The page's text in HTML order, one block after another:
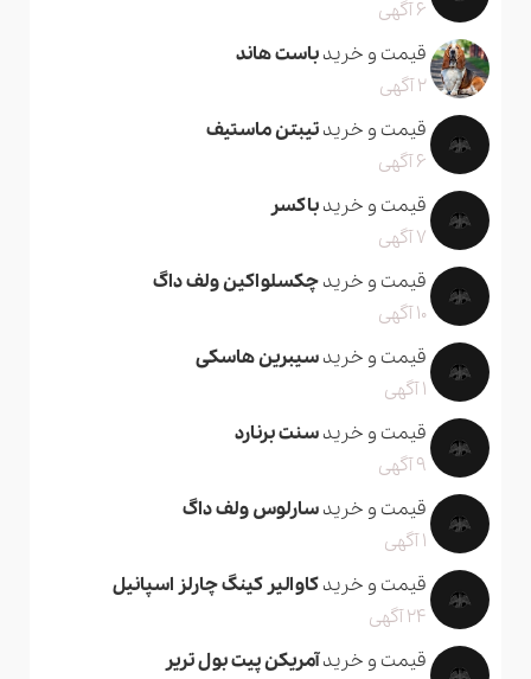
6 آگهی
قیمت و خریدباست هاند
2 آگهی
قیمت و خریدتیبتن ماستیف
6 آگهی
قیمت و خریدباکسر
7 آگهی
قیمت و خریدچکسلواکین ولف داگ
10 آگهی
قیمت و خریدسیبرین هاسکی
1 آگهی
قیمت و خریدسنت برنارد
9 آگهی
قیمت و خریدسارلوس ولف داگ
1 آگهی
قیمت و خریدکاوالیر کینگ چارلز اسپانیل
24 آگهی
قیمت و خریدآمریکن پیت بول تریر